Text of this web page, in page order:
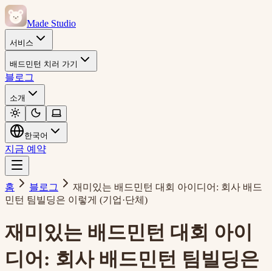
Made Studio
서비스
배드민턴 치러 가기
블로그
소개
한국어
지금 예약
홈 블로그
재미있는 배드민턴 대회 아이디어: 회사 배드
민턴 팀빌딩은 이렇게 (기업·단체)
재미있는 배드민턴 대회 아이
디어: 회사 배드민턴 팀빌딩은